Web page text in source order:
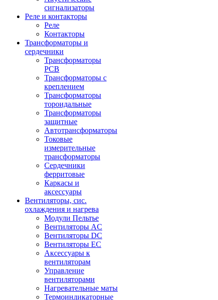
сигнализаторы
Реле и контакторы
Реле
Контакторы
Трансформаторы и
сердечники
Трансформаторы
PCB
Трансформаторы с
креплением
Трансформаторы
тороидальные
Трансформаторы
защитные
Автотрансформаторы
Токовые
измерительные
трансформаторы
Сердечники
ферритовые
Каркасы и
аксессуары
Вентиляторы, сис.
охлаждения и нагрева
Модули Пельтье
Вентиляторы AC
Вентиляторы DC
Вентиляторы EC
Аксессуары к
вентиляторам
Управление
вентиляторами
Нагревательные маты
Термоиндикаторные